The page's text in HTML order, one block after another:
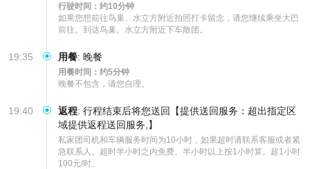
行驶时间：约10分钟
如果您想前往鸟巢、水立方附近拍照打卡留念，请您继续乘坐大巴
前往。到达鸟巢。水立方附近下车散团。
19:35 用餐: 晚餐
用餐时间：约5分钟
晚餐不包含，请您自理。
19:40 返程: 行程结束后将您送回【提供送回服务：超出指定区
域提供返程送回服务,】
私家团司机和车辆服务时间为10小时，如果超时请联系客服或者紧
急联系人。超时半小时之内免费。半小时以上按1小时算。超1小时
100元/时。